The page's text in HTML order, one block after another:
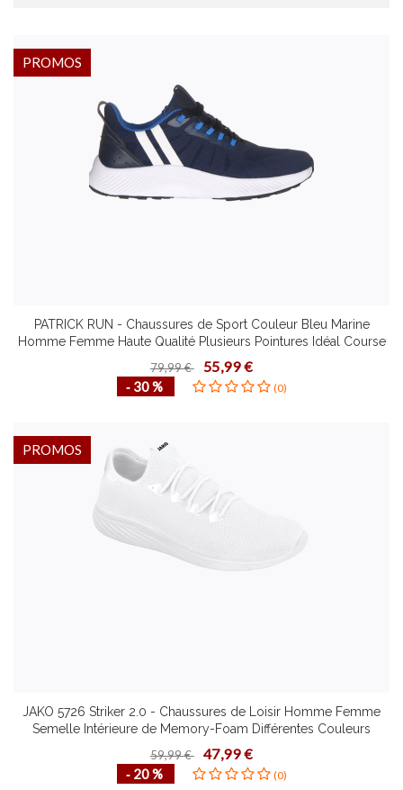
PATRICK RUN - Chaussures de Sport Couleur Bleu Marine
Homme Femme Haute Qualité Plusieurs Pointures Idéal Course
à Pied
79,99 € 55,99 €
‐ 30 % (0)
PROMOS
JAKO 5726 Striker 2.0 - Chaussures de Loisir Homme Femme
Semelle Intérieure de Memory-Foam Différentes Couleurs
Pointures Look Moderne Confortable Résistante
59,99 € 47,99 €
‐ 20 % (0)
PROMOS